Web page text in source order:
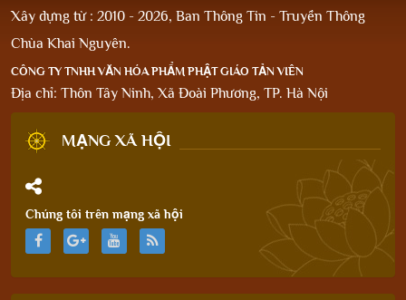
Xây dựng từ : 2010 - 2026, Ban Thông Tin - Truyền Thông
Chùa Khai Nguyên.
CÔNG TY TNHH VĂN HÓA PHẨM PHẬT GIÁO TẢN VIÊN
Địa chỉ: Thôn Tây Ninh, Xã Đoài Phương, TP. Hà Nội
MẠNG XÃ HỘI
Chúng tôi trên mạng xã hội